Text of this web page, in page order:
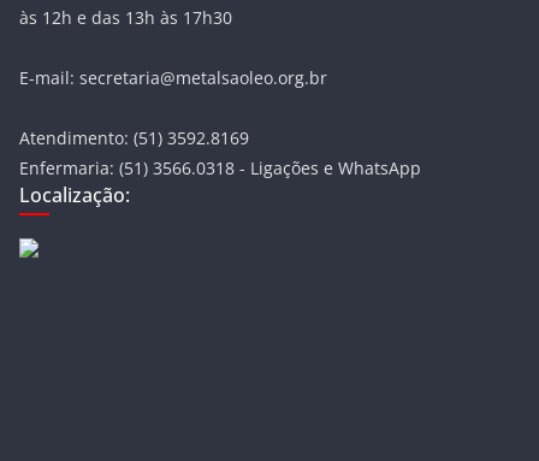
às 12h e das 13h às 17h30
E-mail: secretaria@metalsaoleo.org.br
Atendimento: (51) 3592.8169
Enfermaria: (51) 3566.0318 - Ligações e WhatsApp
Localização: